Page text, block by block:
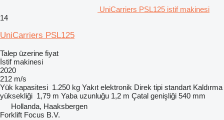
UniCarriers PSL125 istif makinesi
14
UniCarriers PSL125
Talep üzerine fiyat
İstif makinesi
2020
212 m/s
Yük kapasitesi 1.250 kg Yakıt elektronik Direk tipi standart Kaldırma
yüksekliği 1,79 m Yaba uzunluğu 1,2 m Çatal genişliği 540 mm
Hollanda, Haaksbergen
Forklift Focus B.V.